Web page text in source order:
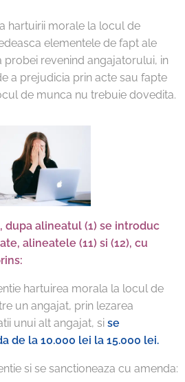
hartuirii morale la locul de
elementele de fapt ale
probei revenind angajatorului, in
a prejudicia prin acte sau fapte
de munca nu trebuie dovedita.
dupa alineatul (1) se introduc
alineatele (11) si (12), cu
hartuirea morala la locul de
un angajat, prin lezarea
unui alt angajat, si se
de la 10.000 lei la 15.000 lei.
si se sanctioneaza cu amenda: